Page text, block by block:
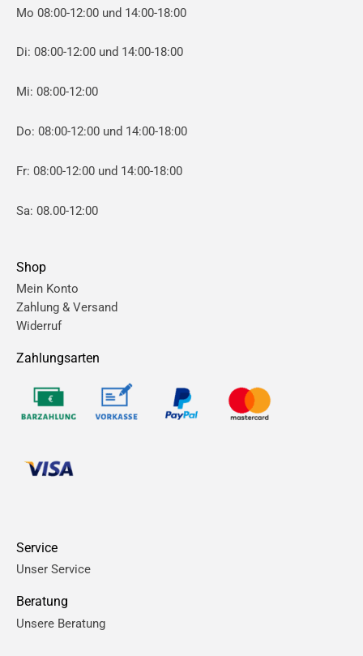
Mo 08:00-12:00 und 14:00-18:00
Di: 08:00-12:00 und 14:00-18:00
Mi: 08:00-12:00
Do: 08:00-12:00 und 14:00-18:00
Fr: 08:00-12:00 und 14:00-18:00
Sa: 08.00-12:00
Shop
Mein Konto
Zahlung & Versand
Widerruf
Zahlungsarten
Service
Unser Service
Beratung
Unsere Beratung